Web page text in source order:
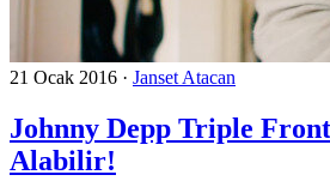
21 Ocak 2016 · Janset Atacan
Johnny Depp Triple
Alabilir!